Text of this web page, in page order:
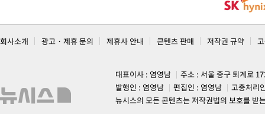
회사소개 광고 · 제휴 문의 제휴사 안내 콘텐츠 판매 저작권 규약
대표이사 : 염영남
주소 : 서울 중구 퇴계로
발행인 : 염영남
편집인 : 염영남
고충처리
뉴시스의 모든 콘텐츠는 저작권법의 보호를